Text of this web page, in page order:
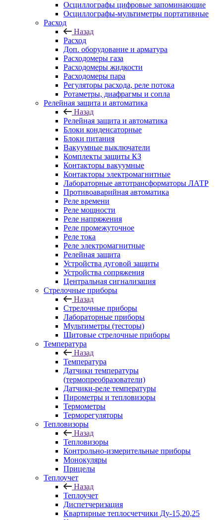
Осциллографы цифровые запоминающие
Осциллографы-мультиметры портативные
Расход
Назад
Расход
Доп. оборудование и арматура
Расходомеры газа
Расходомеры жидкости
Расходомеры пара
Регуляторы расхода, реле потока
Ротаметры, диафрагмы и сопла
Релейная защита и автоматика
Назад
Релейная защита и автоматика
Блоки конденсаторные
Блоки питания
Вакуумные выключатели
Комплекты защиты КЗ
Контакторы вакуумные
Контакторы электромагнитные
Лабораторные автотрансформаторы ЛАТР
Противоаварийная автоматика
Реле времени
Реле мощности
Реле напряжения
Реле промежуточное
Реле тока
Реле электромагнитные
Релейная защита
Устройства дуговой защиты
Устройства сопряжения
Центральная сигнализация
Стрелочные приборы
Назад
Стрелочные приборы
Лабораторные приборы
Мультиметры (тесторы)
Щитовые стрелочные приборы
Температура
Назад
Температура
Датчики температуры
(термопреобразователи)
Датчики-реле температуры
Пирометры и тепловизоры
Термометры
Терморегуляторы
Тепловизоры
Назад
Тепловизоры
Контрольно-измерительные приборы
Монокуляры
Прицелы
Теплоучет
Назад
Теплоучет
Диспетчеризация
Квартирные теплосчетчики Ду-15,20,25